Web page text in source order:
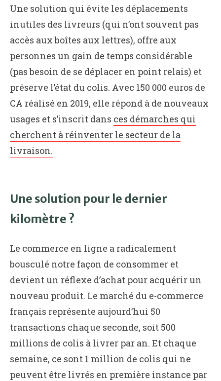
Une solution qui évite les déplacements
inutiles des livreurs (qui n’ont souvent pas
accès aux boîtes aux lettres), offre aux
personnes un gain de temps considérable
(pas besoin de se déplacer en point relais) et
préserve l’état du colis. Avec 150 000 euros de
CA réalisé en 2019, elle répond à de nouveaux
usages et s’inscrit dans ces démarches qui
cherchent à réinventer le secteur de la
livraison.
Une solution pour le dernier
kilomètre ?
Le commerce en ligne a radicalement
bousculé notre façon de consommer et
devient un réflexe d’achat pour acquérir un
nouveau produit. Le marché du e-commerce
français représente aujourd’hui 50
transactions chaque seconde, soit 500
millions de colis à livrer par an. Et chaque
semaine, ce sont 1 million de colis qui ne
peuvent être livrés en première instance par